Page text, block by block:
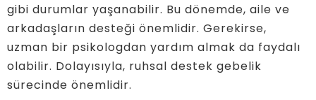
gibi durumlar yaşanabilir. Bu dönemde, aile ve
arkadaşların desteği önemlidir. Gerekirse,
uzman bir psikologdan yardım almak da faydalı
olabilir. Dolayısıyla, ruhsal destek gebelik
sürecinde önemlidir.